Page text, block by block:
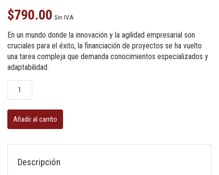
$790.00 Sin IVA
En un mundo donde la innovación y la agilidad empresarial son
cruciales para el éxito, la financiación de proyectos se ha vuelto
una tarea compleja que demanda conocimientos especializados y
adaptabilidad.
proyectos
cantidad
Añadir al carrito
Descripción